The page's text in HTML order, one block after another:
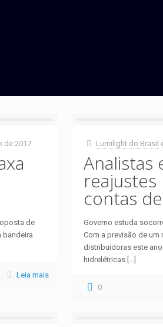
de 2017
de
bandeira
Leia mais
Lumilight do Brasil
Analistas
reajustes
contas
Governo estuda
Com a previsão de
distribuidoras este
hidrelétricas […]
0